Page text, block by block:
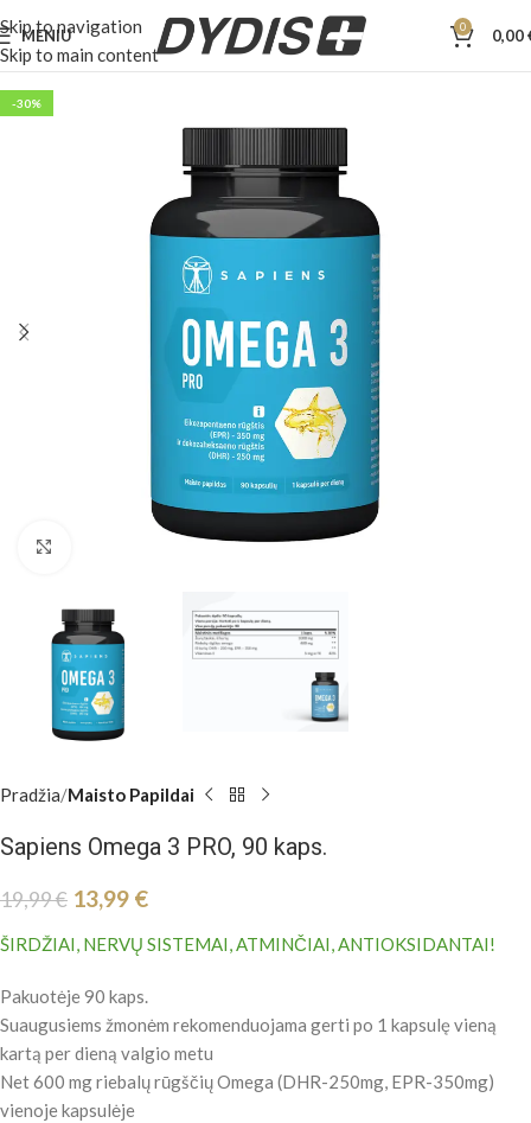
Skip to navigation
Skip to main content
MENIU 0 0,00
-30%
Pradžia Maisto Papildai
Sapiens Omega 3 PRO, 90 kaps.
19,99€ 13,99 €
ŠIRDŽIAI, NERVŲ SISTEMAI, ATMINČIAI, ANTIOKSIDANTAI!
Pakuotėje 90 kaps.
Suaugusiems žmonėm rekomenduojama gerti po 1 kapsulę vieną
kartą per dieną valgio metu
Net 600 mg riebalų rūgščių Omega (DHR-250mg, EPR-350mg)
vienoje kapsulėje